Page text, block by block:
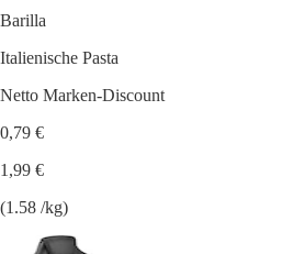
Barilla
Italienische Pasta
Netto Marken-Discount
0,79 €
1,99 €
(1.58 /kg)